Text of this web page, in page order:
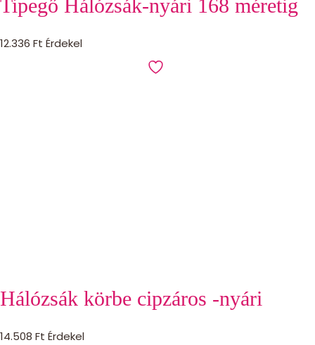
Tipegő Hálózsák-nyári 168 méretig
12.336 Ft Érdekel
Hálózsák körbe cipzáros -nyári
14.508 Ft Érdekel